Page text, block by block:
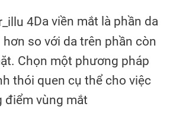
Da viền mắt là phần da
so với da trên phần còn
Chọn một phương pháp
thói quen cụ thể cho việc
điểm vùng mắt